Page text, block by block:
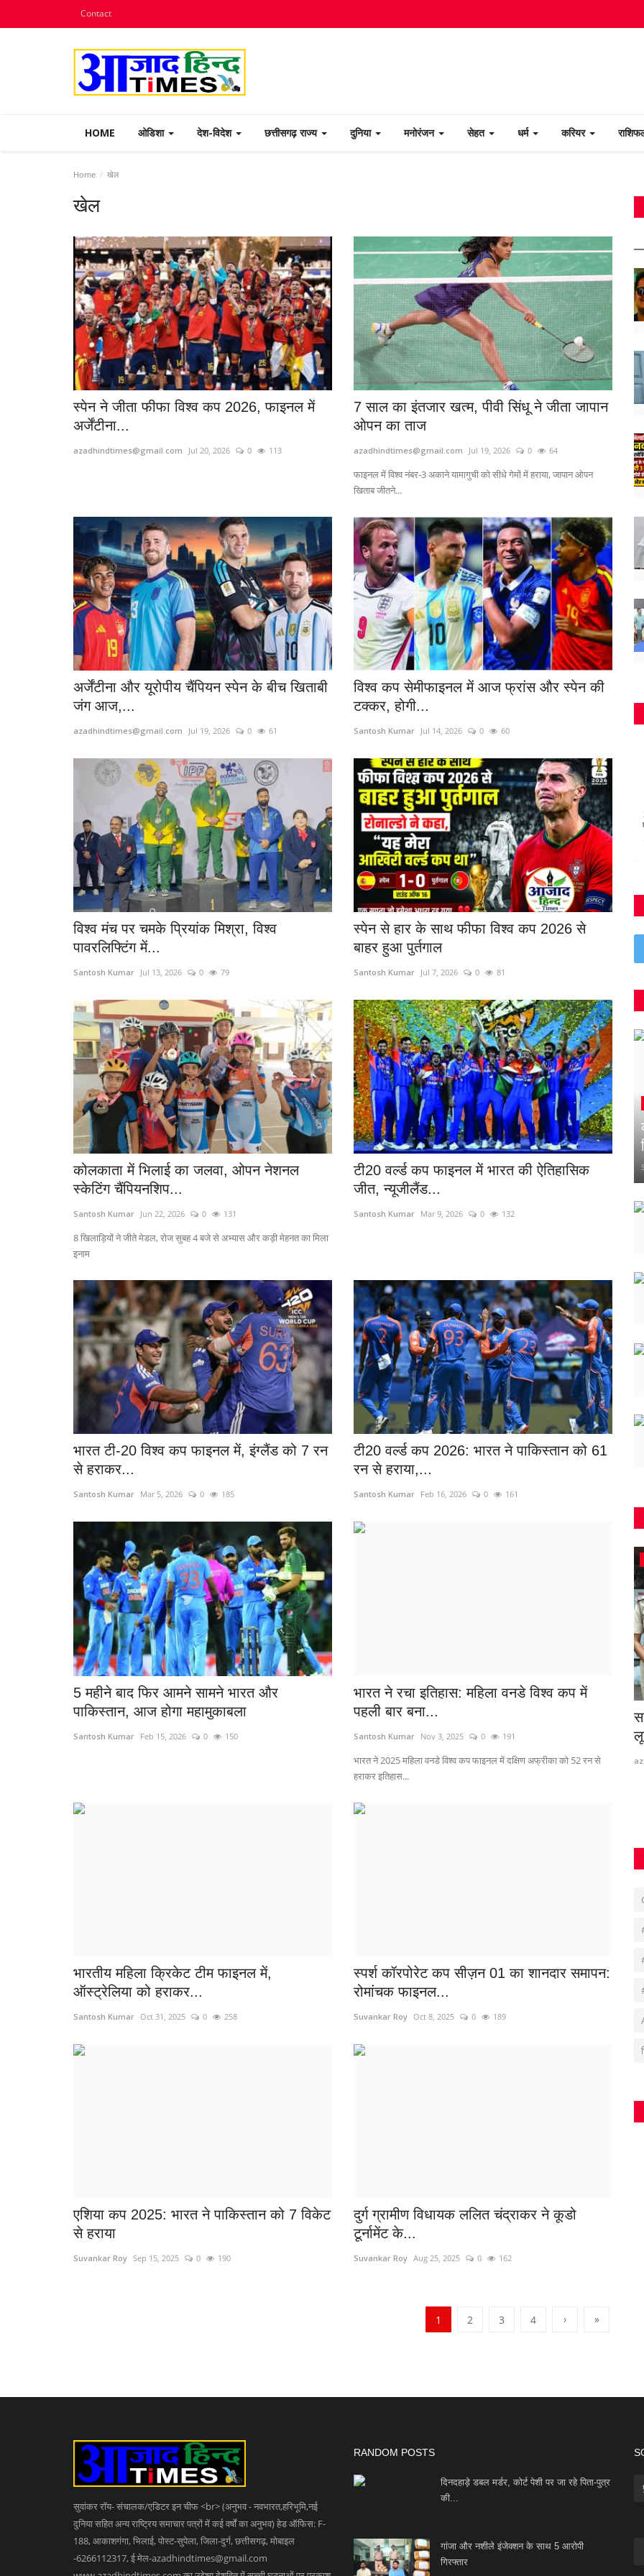
Contact
HOME ओडिशा देश-विदेश छत्तीसगढ़ राज्य दुनिया मनोरंजन सेहत धर्म करियर
Home खेल
खेल
स्पेन ने जीता फीफा विश्व कप 2026, फाइनल में
अर्जेंटीना...
azadhindtimes@gmail.com Jul 20, 2026 0 113
7 साल का इंतजार खत्म, पीवी सिंधू ने जीता जापान
ओपन का ताज
azadhindtimes@gmail.com Jul 19, 2026 0 64
फाइनल में विश्व नंबर-3 अकाने यामागुची को सीधे गेमों में हराया, जापान ओपन
खिताब जीतने...
अर्जेंटीना और यूरोपीय चैंपियन स्पेन के बीच खिताबी
जंग आज,...
azadhindtimes@gmail.com Jul 19, 2026 0 61
विश्व कप सेमीफाइनल में आज फ्रांस और स्पेन की
टक्कर, होगी...
Santosh Kumar Jul 14, 2026 0 60
विश्व मंच पर चमके प्रियांक मिश्रा, विश्व
पावरलिफ्टिंग में...
Santosh Kumar Jul 13, 2026 0 79
स्पेन से हार के साथ फीफा विश्व कप 2026 से
बाहर हुआ पुर्तगाल
Santosh Kumar Jul 7, 2026 0 81
कोलकाता में भिलाई का जलवा, ओपन नेशनल
स्केटिंग चैंपियनशिप...
Santosh Kumar Jun 22, 2026 0 131
8 खिलाड़ियों ने जीते मेडल, रोज सुबह 4 बजे से अभ्यास और कड़ी मेहनत का मिला
इनाम
टी20 वर्ल्ड कप फाइनल में भारत की ऐतिहासिक
जीत, न्यूजीलैंड...
Santosh Kumar Mar 9, 2026 0 132
भारत टी-20 विश्व कप फाइनल में, इंग्लैंड को 7 रन
से हराकर...
Santosh Kumar Mar 5, 2026 0 185
टी20 वर्ल्ड कप 2026: भारत ने पाकिस्तान को 61
रन से हराया,...
Santosh Kumar Feb 16, 2026 0 161
5 महीने बाद फिर आमने सामने भारत और
पाकिस्तान, आज होगा महामुकाबला
Santosh Kumar Feb 15, 2026 0 150
भारत ने रचा इतिहास: महिला वनडे विश्व कप में
पहली बार बना...
Santosh Kumar Nov 3, 2025 0 191
भारत ने 2025 महिला वनडे विश्व कप फाइनल में दक्षिण अफ्रीका को 52 रन से
हराकर इतिहास...
भारतीय महिला क्रिकेट टीम फाइनल में,
ऑस्ट्रेलिया को हराकर...
Santosh Kumar Oct 31, 2025 0 258
स्पर्श कॉरपोरेट कप सीज़न 01 का शानदार समापन:
रोमांचक फाइनल...
Suvankar Roy Oct 8, 2025 0 189
एशिया कप 2025: भारत ने पाकिस्तान को 7 विकेट
से हराया
Suvankar Roy Sep 15, 2025 0 190
दुर्ग ग्रामीण विधायक ललित चंद्राकर ने कूडो
टूर्नामेंट के...
Suvankar Roy Aug 25, 2025 0 162
1 2 3 4 › »
जमीन
धर्म
हनुमान जयंती पर सेक्टर-9 हनुमान मंदिर में उमड़ा
आस्था का...
सहायता का झांसा देकर किया अपहरण, फिर
लूटपाट और ऑनलाइन ठगी;...
azadhindtimes@gmail.com Aug 6, 2026 0 64
सुवांकर रॉय- संचालक/एडिटर इन चीफ <br> (अनुभव - नवभारत,हरिभूमि,नई
दुनिया सहित अन्य राष्ट्रिय समाचार पत्रों में कई वर्षों का अनुभव) हेड ऑफिस: F-
188, आकाशगंगा, भिलाई, पोस्ट-सुपेला, जिला-दुर्ग, छत्तीसगढ़, मोबाइल
-6266112317, ई मेल-azadhindtimes@gmail.com
RANDOM POSTS
दिनदहाड़े डबल मर्डर, कोर्ट पेशी पर जा रहे पिता-पुत्र
की...
गांजा और नशीले इंजेक्शन के साथ 5 आरोपी
गिरफ्तार